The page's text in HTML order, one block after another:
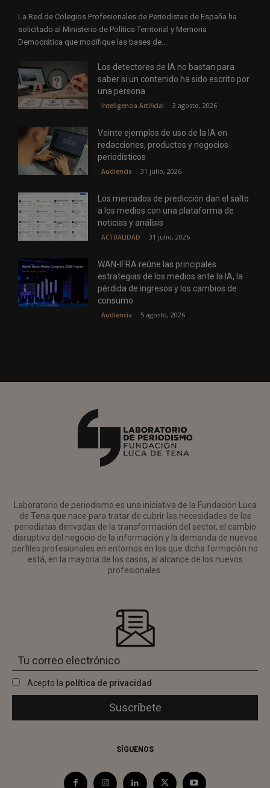
La Red de Colegios Profesionales de Periodistas de España ha
solicitado al Ministerio de Política Territorial y Memoria
Democrática que modifique las bases de...
Los detectores de IA no bastan para
saber si un contenido ha sido escrito por
una persona
Inteligencia Artificial 3 agosto, 2026
Veinte ejemplos de uso de la IA en
redacciones, productos y negocios
periodísticos
Audiencia 31 julio, 2026
Los mercados de predicción dan el salto
a los medios con una plataforma de
noticias y análisis
ACTUALIDAD 31 julio, 2026
WAN-IFRA reúne las principales
estrategias de los medios ante la IA, la
pérdida de ingresos y los cambios de
consumo
Audiencia 5 agosto, 2026
Laboratorio de periodismo es una iniciativa de la Fundación Luca
de Tena que nace para tratar de cubrir las necesidades de los
periodistas derivadas de la transformación del sector, el cambio
disruptivo del negocio de la información y la demanda de nuevos
perfiles profesionales en entornos en los que dicha formación no
está, en la mayoría de los casos, al alcance de los nuevos
profesionales.
Acepto la política de privacidad
SÍGUENOS